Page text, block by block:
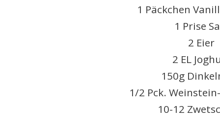
1 Päckchen
1 Prise
2 Eier
2 EL
150g
1/2 Pck.
10-12